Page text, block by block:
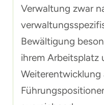
Verwaltung zwar
Bewältigung
ihrem Arbeitsplatz
Weiterentwicklung